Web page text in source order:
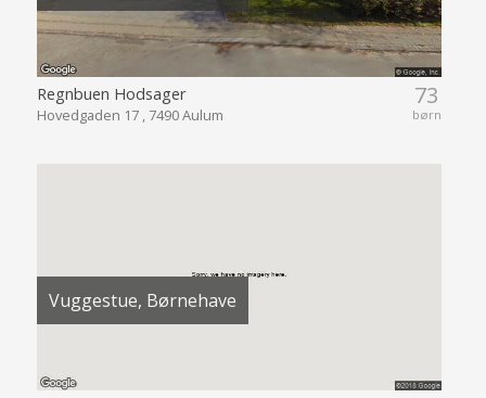
73
børn
Regnbuen Hodsager
Hovedgaden 17 , 7490 Aulum
Vuggestue, Børnehave